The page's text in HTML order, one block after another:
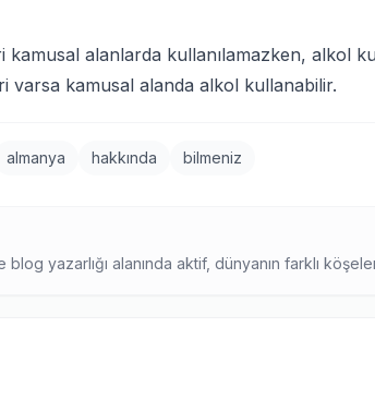
alanlarda kullanılamazken, alkol
varsa kamusal alanda alkol kullanabilir.
almanya hakkında bilmeniz
blog yazarlığı alanında aktif, dünyanın farklı